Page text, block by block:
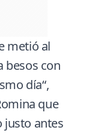
metió al
besos con
día“,
que
justo antes